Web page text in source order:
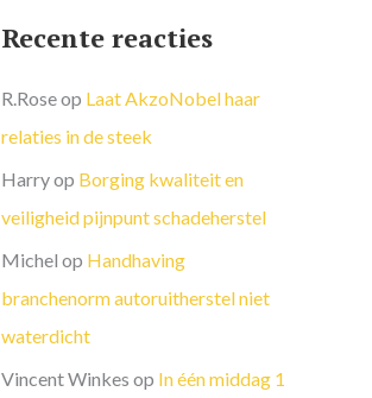
Recente reacties
R.Roseop Laat AkzoNobel haar
relaties in de steek
Harryop Borging kwaliteit en
veiligheid pijnpunt schadeherstel
Michel op Handhaving
branchenorm autoruitherstel niet
waterdicht
Vincent Winkes op In één middag 1